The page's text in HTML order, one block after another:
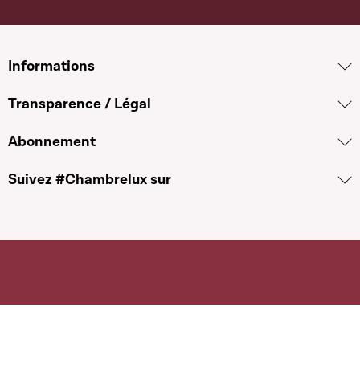
Informations
Transparence / Légal
Abonnement
Suivez #Chambrelux sur